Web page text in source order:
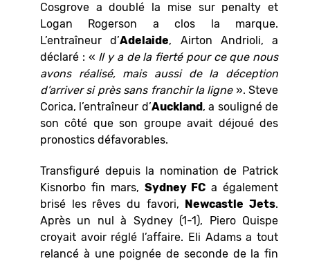
Cosgrove a doublé la mise sur penalty et
Logan Rogerson a clos la marque.
L’entraîneur d’Adelaide, Airton Andrioli, a
déclaré : « Il y a de la fierté pour ce que nous
avons réalisé, mais aussi de la déception
d’arriver si près sans franchir la ligne». Steve
Corica, l’entraîneur d’Auckland, a souligné de
son côté que son groupe avait déjoué des
pronostics défavorables.
Transfiguré depuis la nomination de Patrick
Kisnorbo fin mars, Sydney FC a également
brisé les rêves du favori, Newcastle Jets.
Après un nul à Sydney (1-1), Piero Quispe
croyait avoir réglé l’affaire. Eli Adams a tout
relancé à une poignée de seconde de la fin